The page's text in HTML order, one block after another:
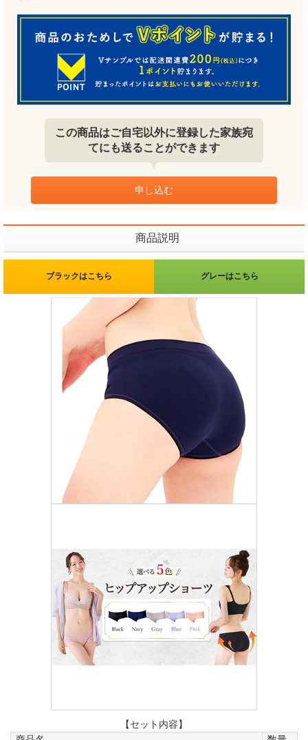
この商品はご自宅以外に登録した家族宛
てにも送ることができます
申し込む
商品説明
ブラックはこちら グレーはこちら
【セット内容】